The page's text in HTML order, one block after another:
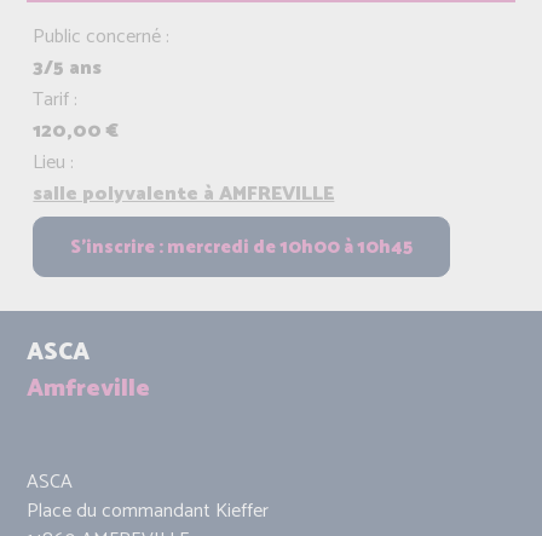
Public concerné :
3/5 ans
Tarif :
120,00 €
Lieu :
salle polyvalente à AMFREVILLE
ASCA
Amfreville
ASCA
Place du commandant Kieffer